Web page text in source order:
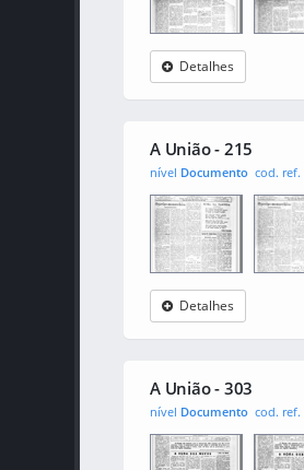
A União 0001
Detalhes
A União - 215
nível Documento cod. ref.
A União 0001
Detalhes
A União - 303
nível Documento cod. ref.